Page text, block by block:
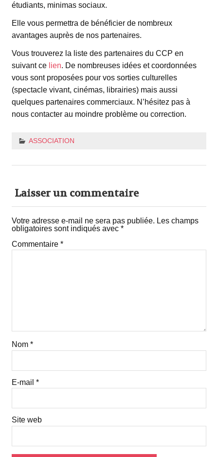
étudiants, minimas sociaux.
Elle vous permettra de bénéficier de nombreux
avantages auprès de nos partenaires.
Vous trouverez la liste des partenaires du CCP en
suivant ce lien. De nombreuses idées et coordonnées
vous sont proposées pour vos sorties culturelles
(spectacle vivant, cinémas, librairies) mais aussi
quelques partenaires commerciaux. N’hésitez pas à
nous contacter au moindre problème ou correction.
ASSOCIATION
Laisser un commentaire
Votre adresse e-mail ne sera pas publiée. Les champs
obligatoires sont indiqués avec *
Commentaire *
Nom *
E-mail *
Site web